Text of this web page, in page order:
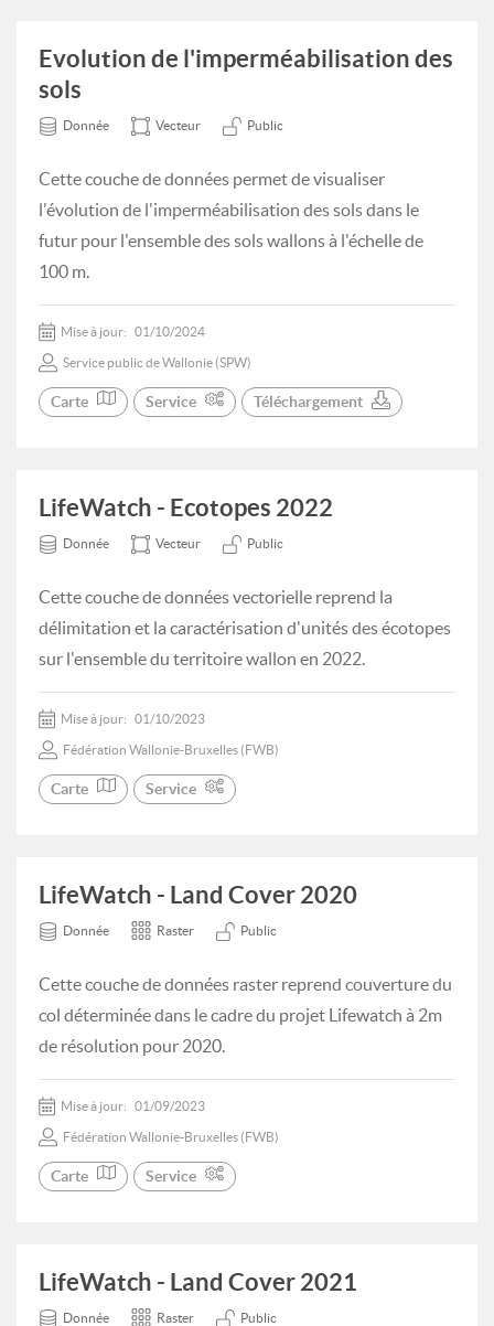
Evolution de l'imperméabilisation des
sols
Donnée Vecteur Public
Cette couche de données permet de visualiser
l'évolution de l'imperméabilisation des sols dans le
futur pour l'ensemble des sols wallons à l'échelle de
100 m.
Mise à jour: 01/10/2024
Service public de Wallonie (SPW)
Carte Service Téléchargement
LifeWatch - Ecotopes 2022
Donnée Vecteur Public
Cette couche de données vectorielle reprend la
délimitation et la caractérisation d'unités des écotopes
sur l'ensemble du territoire wallon en 2022.
Mise à jour: 01/10/2023
Fédération Wallonie-Bruxelles (FWB)
Carte Service
LifeWatch - Land Cover 2020
Donnée Raster Public
Cette couche de données raster reprend couverture du
col déterminée dans le cadre du projet Lifewatch à 2m
de résolution pour 2020.
Mise à jour: 01/09/2023
Fédération Wallonie-Bruxelles (FWB)
Carte Service
LifeWatch - Land Cover 2021
Donnée Raster Public